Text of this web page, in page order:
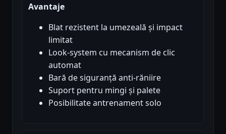
Avantaje
Blat rezistent la umezeală și impact
limitat
Look-system cu mecanism de clic
automat
Bară de siguranță anti-răniire
Suport pentru mingi și palete
Posibilitate antrenament solo